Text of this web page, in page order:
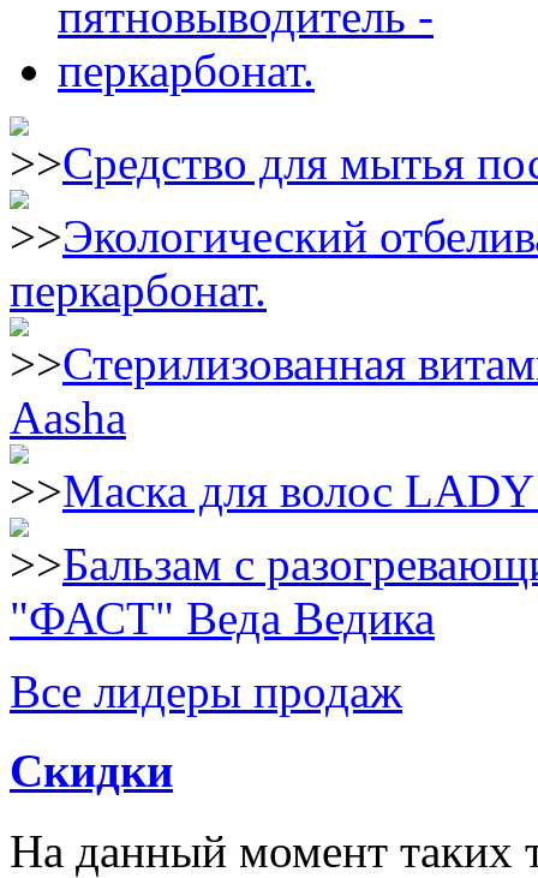
Средство для мытья
Экологический
перкарбонат.
Стерилизованная
Aasha
Маска для волос
Бальзам с
"ФАСТ" Веда Ведика
Все лидеры продаж
Скидки
На данный момент таких